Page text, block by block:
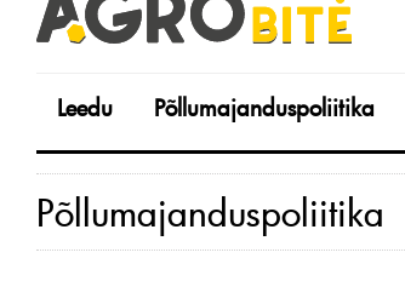
Leedu Põllumajanduspoliitika
Põllumajanduspoliitika